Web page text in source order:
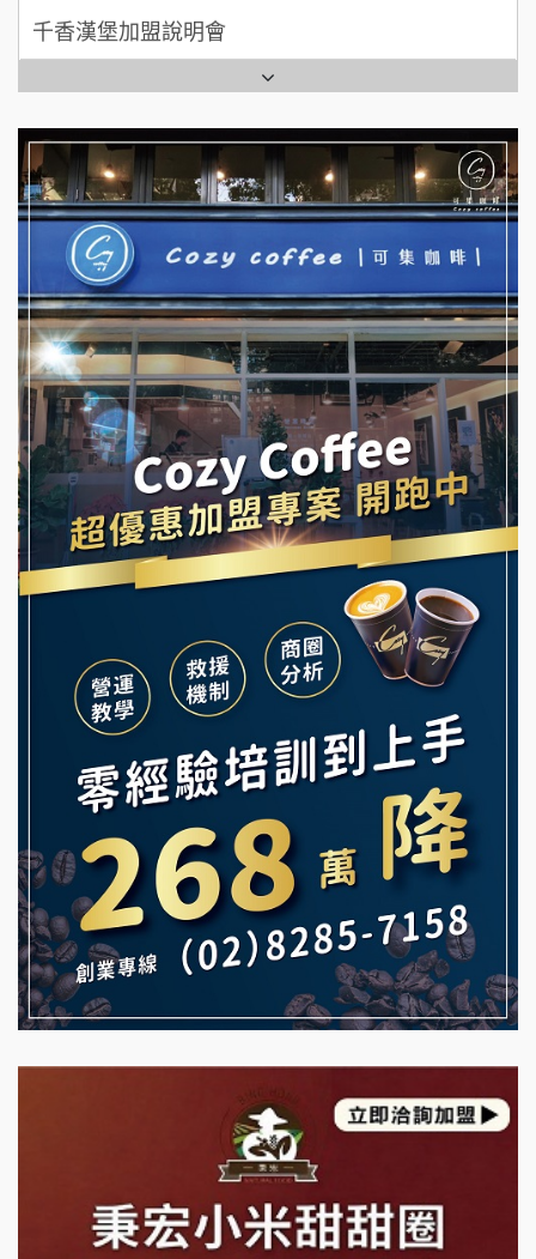
拾鑶火鍋加盟說明會
全家加盟說明會
台灣G湯加盟說明會
彭富貴加盟說明會
NU PASTA義大利麵加盟說明會
潮鍋癮加盟說明會
蓁伙烤倆吃加盟說明會
霏等茶加盟說明會
早安山丘加盟說明會
冰封仙果加盟說明會
Ramble Café 漫步藍咖啡加盟說明會
微風亭鐵板燒加盟說明會
鮮茶道加盟說明會
【曉妍美妝】誠徵行政櫃檯
自助洗衣店誠徵代洗收送人員(台中市)
MUSHEN徵SPA美容芳療師
日十。早午食加盟說明會
拾鑶火鍋加盟說明會
千香漢堡加盟說明會
七盞茶加盟說明會
拉亞漢堡加盟說明會
杜芳子古味茶鋪加盟說明會
優握握×酸奶大獅加盟說明會
冬城門加盟說明會
拾鑶火鍋加盟說明會
阿性情趣無人販售所加盟明會
龍涎居好湯加盟說明會
舒油頭加盟說明會
義氣豐發雞加盟說明會
Mr.Wish加盟說明會
白鬍泡泡 BOHO POPO加盟說明會
雞咕雞咕加盟說明會
TEA TOP加盟說明會
珍好味臭臭鍋加盟說明會
日十。早午食加盟說明會
莫尼早餐Morni加盟說明會